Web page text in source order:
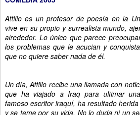
Attilio es un profesor de poesía en la
vive en su propio y surrealista mundo,
alrededor. Lo único que parece
los problemas que le acucian y
que no quiere saber nada de él.
Un día, Attilio recibe una llamada con
que ha viajado a Iraq para ultimar
famoso escritor iraquí, ha resultado
y se teme por su vida. No lo duda ni un